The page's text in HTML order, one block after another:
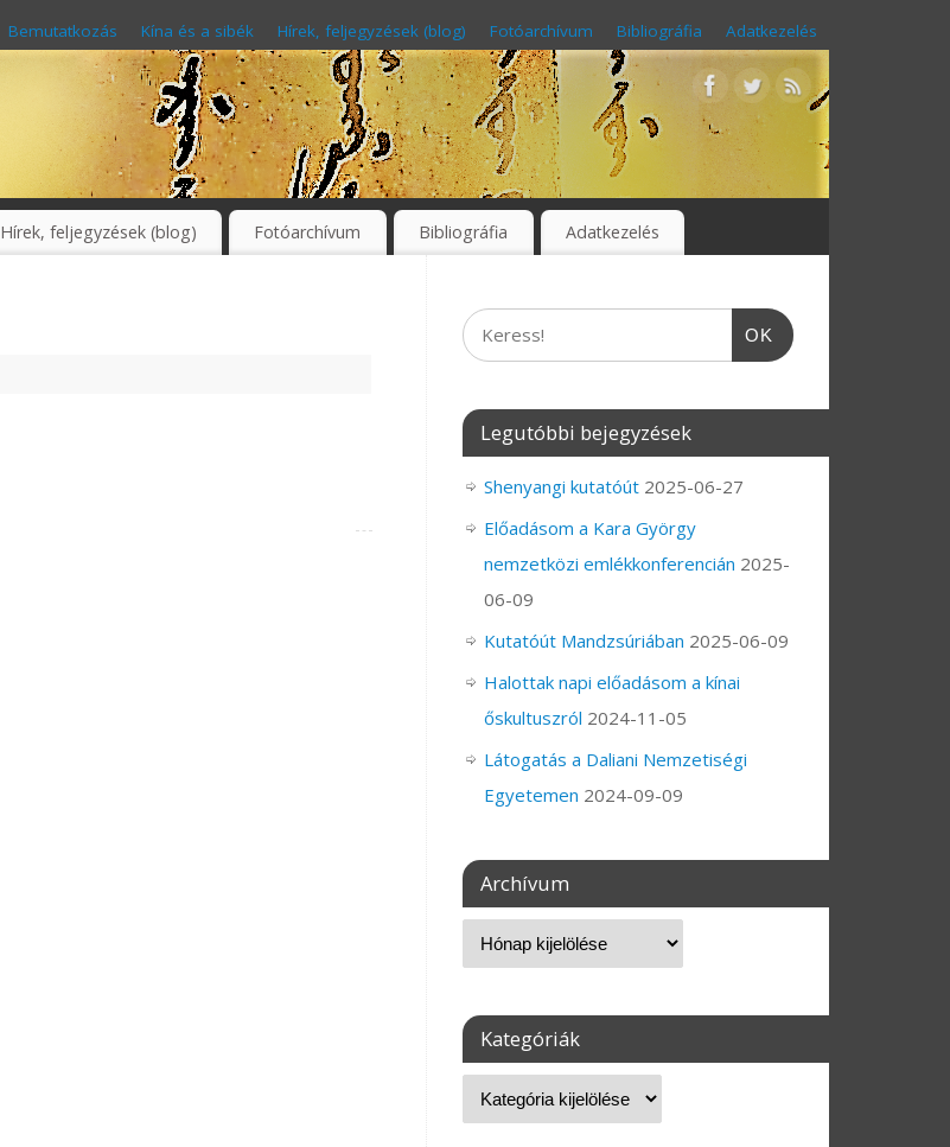
Bemutatkozás Kína és a sibék Hírek, feljegyzések (blog) Fotóarchívum Bibliográfia Adatkezelés
Hírek, feljegyzések (blog) Fotóarchívum Bibliográfia Adatkezelés
OK
Legutóbbi bejegyzések
Shenyangi kutatóút 2025-06-27
Előadásom a Kara György
nemzetközi emlékkonferencián 2025-
06-09
Kutatóút Mandzsúriában 2025-06-09
Halottak napi előadásom a kínai
őskultuszról 2024-11-05
Látogatás a Daliani Nemzetiségi
Egyetemen 2024-09-09
Archívum
Kategóriák